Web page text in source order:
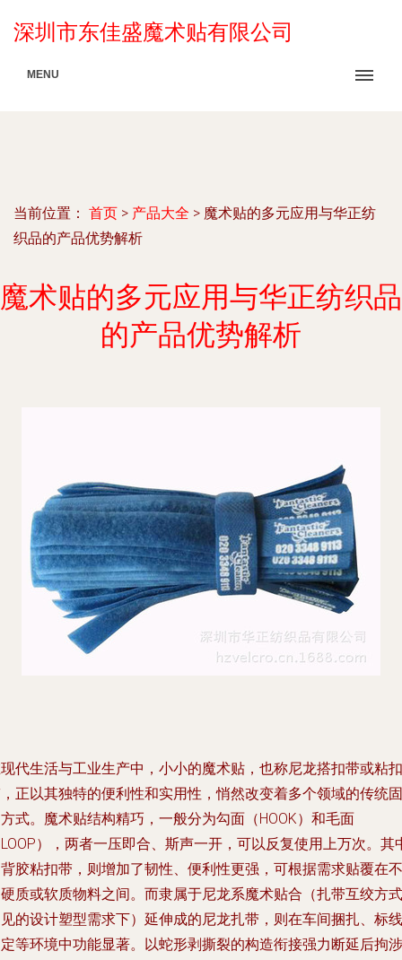
深圳市东佳盛魔术贴有限公司
MENU
当前位置： 首页 > 产品大全 > 魔术贴的多元应用与华正纺
织品的产品优势解析
魔术贴的多元应用与华正纺织品
的产品优势解析
代生活与工业生产中，小小的魔术贴，也称尼龙搭扣带或粘扣
正以其独特的便利性和实用性，悄然改变着多个领域的传统固
式。魔术贴结构精巧，一般分为勾面（HOOK）和毛面
），两者一压即合、斯声一开，可以反复使用上万次。其
胶粘扣带，则增加了韧性、便利性更强，可根据需求贴覆在不
质或软质物料之间。而隶属于尼龙系魔术贴合（扎带互绞方式
的设计塑型需求下）延伸成的尼龙扎带，则在车间捆扎、标线
等环境中功能显著。以蛇形剥撕裂的构造衔接强力断延后拘涉